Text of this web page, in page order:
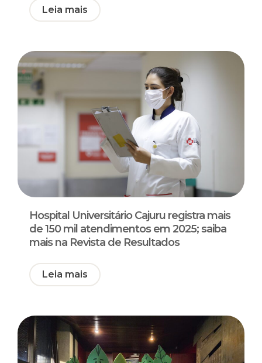
Leia mais
Hospital Universitário Cajuru registra mais
de 150 mil atendimentos em 2025; saiba
mais na Revista de Resultados
Leia mais